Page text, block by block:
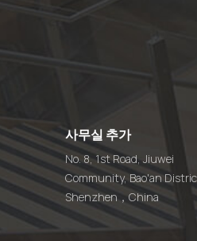
사무실 추가
No. 8, 1st Road, Jiuwei
Community, Bao'an
Shenzhen，China